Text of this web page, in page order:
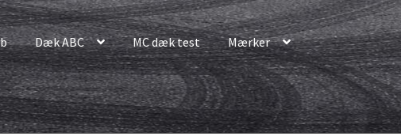
Dæk ABC MC dæk test Mærker